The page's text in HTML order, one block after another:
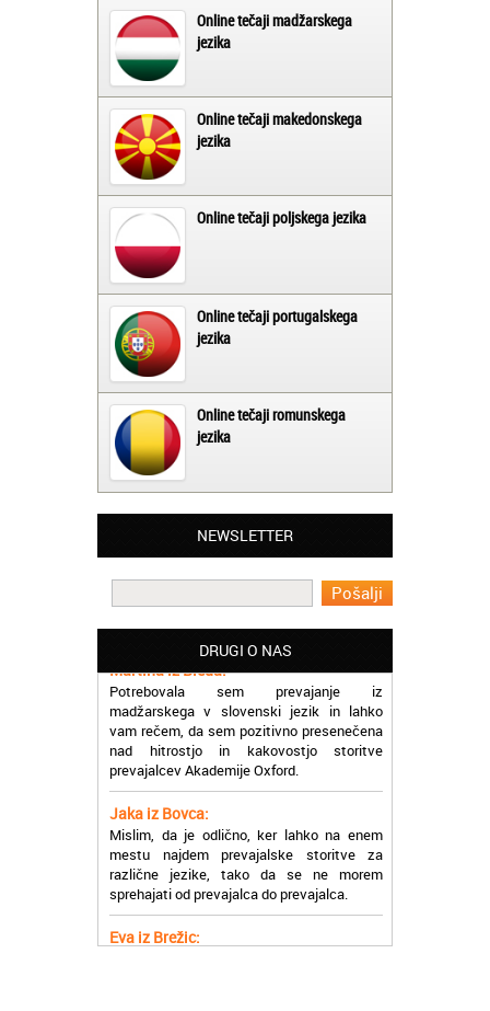
Online tečaji madžarskega
jezika
Online tečaji makedonskega
jezika
Online tečaji poljskega jezika
Online tečaji portugalskega
jezika
Online tečaji romunskega
jezika
NEWSLETTER
DRUGI O NAS
Matjaž iz Ajdovščine:
Lahko pohvalim vse zaposlene v Akademiji
Oxford, ker so resnično profesionalni in
prevajalske storitve opravljajo hitro in
Martina iz Bleda:
Potrebovala sem prevajanje iz
madžarskega v slovenski jezik in lahko
vam rečem, da sem pozitivno presenečena
nad hitrostjo in kakovostjo storitve
prevajalcev Akademije Oxford.
Jaka iz Bovca:
Mislim, da je odlično, ker lahko na enem
mestu najdem prevajalske storitve za
različne jezike, tako da se ne morem
sprehajati od prevajalca do prevajalca.
Nujno sem potrebovala prevod v francoski